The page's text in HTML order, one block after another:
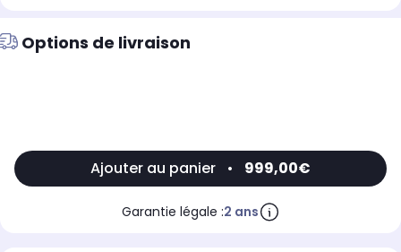
Options de livraison
Ajouter au panier • 999,00€
Garantie légale :2 ans